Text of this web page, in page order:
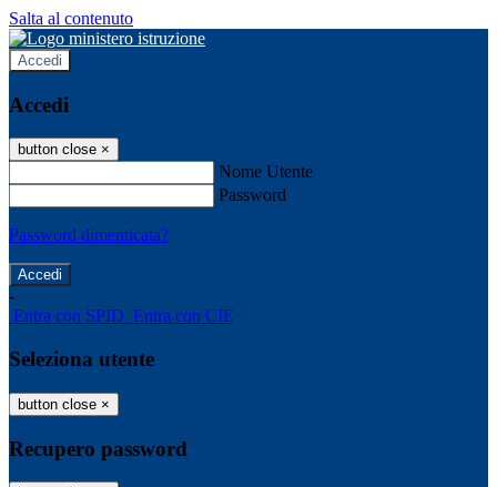
Salta al contenuto
Accedi
Accedi
button close ×
Nome Utente
Password
Password dimenticata?
-
Entra con SPID Entra con CIE
Seleziona utente
button close ×
Recupero password